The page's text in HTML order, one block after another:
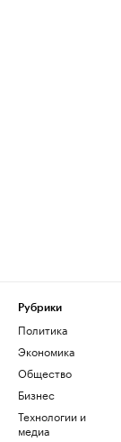
Рубрики
Политика
Экономика
Общество
Бизнес
Технологии и
медиа